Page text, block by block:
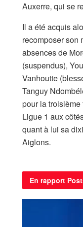
Auxerre, qui se
Il a été acquis
recomposer son
absences de
(suspendus),
Vanhoutte
Tanguy
pour la
Ligue 1 aux
quant à lui sa
Aiglons.
En rapport